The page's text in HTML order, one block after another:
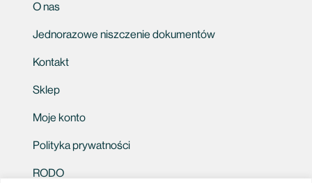
O nas
Jednorazowe niszczenie dokumentów
Kontakt
Sklep
Moje konto
Polityka prywatności
RODO